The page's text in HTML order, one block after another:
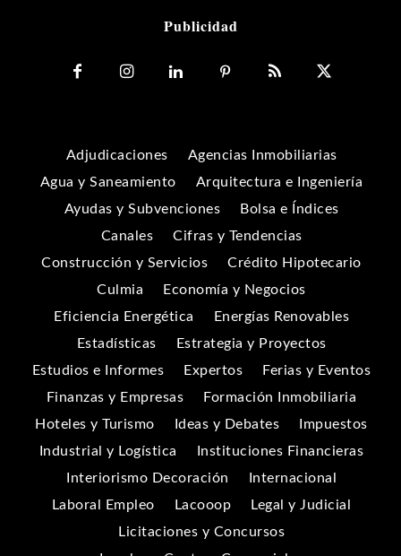
Publicidad
Adjudicaciones
Agencias Inmobiliarias
Agua y Saneamiento
Arquitectura e Ingeniería
Ayudas y Subvenciones
Bolsa e Índices
Canales
Cifras y Tendencias
Construcción y Servicios
Crédito Hipotecario
Culmia
Economía y Negocios
Eficiencia Energética
Energías Renovables
Estadísticas
Estrategia y Proyectos
Estudios e Informes
Expertos
Ferias y Eventos
Finanzas y Empresas
Formación Inmobiliaria
Hoteles y Turismo
Ideas y Debates
Impuestos
Industrial y Logística
Instituciones Financieras
Interiorismo Decoración
Internacional
Laboral Empleo
Lacooop
Legal y Judicial
Licitaciones y Concursos